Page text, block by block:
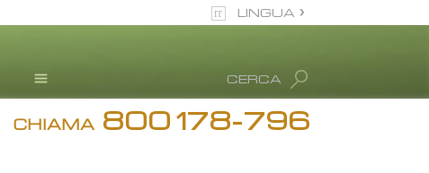
Testimonianze
CERCA
LINGUA
Tutte le zone/lingue
CHIAMA 800 178-796